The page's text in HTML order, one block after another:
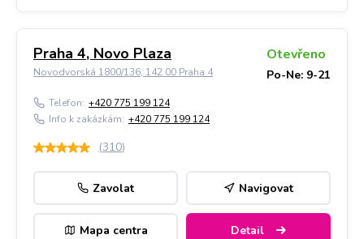
Praha 4, Novo Plaza
Novodvorská 1800/136, 142 00 Praha 4
Otevřeno
Po-Ne: 9-21
Telefon: +420 775 199 124
Info k zakázkám: +420 775 199 124
(310)
Zavolat Navigovat
Mapa centra Detail